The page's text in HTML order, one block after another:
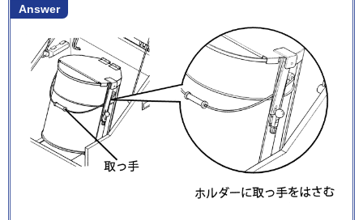
Answer